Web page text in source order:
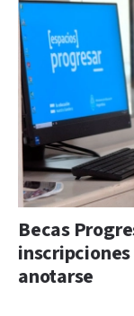
Becas
anotarse